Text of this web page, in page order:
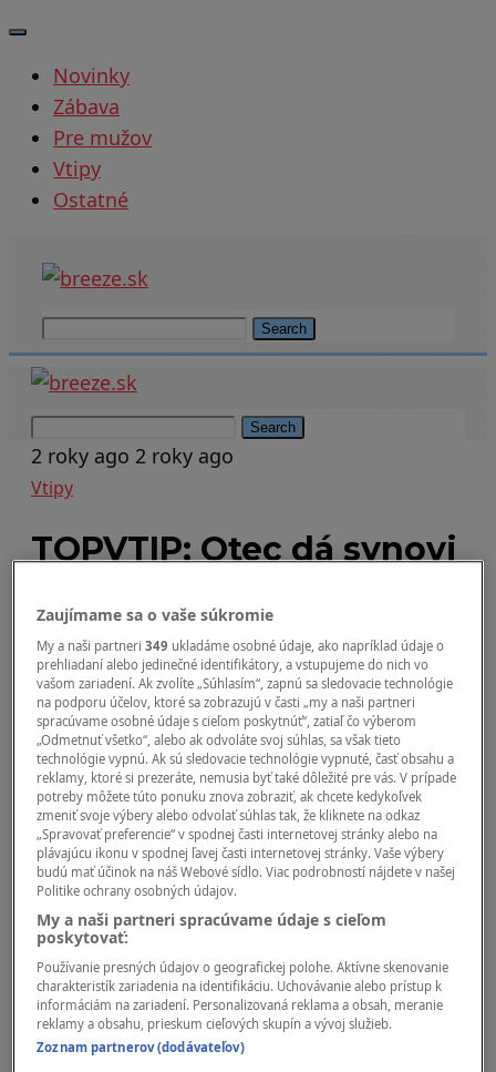
Novinky
Zábava
Pre mužov
Vtipy
Ostatné
Search
Search
2 roky ago 2 roky ago
Vtipy
TOPVTIP: Otec dá synovi
žiadny list z vojny…
by turner123
Zaujímame sa o vaše súkromie
My a naši partneri349 ukladáme osobné údaje, ako napríklad údaje o
prehliadaní alebo jedinečné identifikátory, a vstupujeme do nich vo
vašom zariadení. Ak zvolíte „Súhlasím“, zapnú sa sledovacie technológie
na podporu účelov, ktoré sa zobrazujú v časti „my a naši partneri
spracúvame osobné údaje s cieľom poskytnúť“, zatiaľ čo výberom
„Odmetnuť všetko“, alebo ak odvoláte svoj súhlas, sa však tieto
technológie vypnú. Ak sú sledovacie technológie vypnuté, časť obsahu a
reklamy, ktoré si prezeráte, nemusia byť také dôležité pre vás. V prípade
potreby môžete túto ponuku znova zobraziť, ak chcete kedykoľvek
zmeniť svoje výbery alebo odvolať súhlas tak, že kliknete na odkaz
„Spravovať preferencie“ v spodnej časti internetovej stránky alebo na
plávajúcu ikonu v spodnej ľavej časti internetovej stránky. Vaše výbery
budú mať účinok na náš Webové sídlo. Viac podrobností nájdete v našej
Politike ochrany osobných údajov.
My a naši partneri spracúvame údaje s cieľom
poskytovať:
Používanie presných údajov o geografickej polohe. Aktívne skenovanie
charakteristík zariadenia na identifikáciu. Uchovávanie alebo prístup k
informáciám na zariadení. Personalizovaná reklama a obsah, meranie
reklamy a obsahu, prieskum cieľových skupín a vývoj služieb.
Zoznam partnerov (dodávateľov)